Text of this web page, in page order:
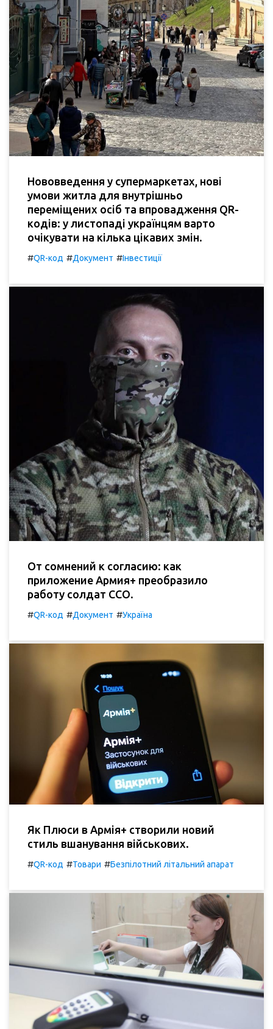
Нововведення у супермаркетах, нові
умови житла для внутрішньо
переміщених осіб та впровадження QR-
кодів: у листопаді українцям варто
очікувати на кілька цікавих змін.
#QR-код #Документ #Інвестиції
От сомнений к согласию: как
приложение Армия+ преобразило
работу солдат ССО.
#QR-код #Документ #Україна
Як Плюси в Армія+ створили новий
стиль вшанування військових.
#QR-код #Товари #Безпілотний літальний апарат